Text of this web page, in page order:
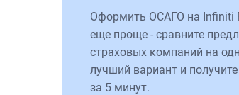
Оформить ОСАГО на Infiniti
еще проще - сравните
страховых компаний на
лучший вариант и
за 5 минут.